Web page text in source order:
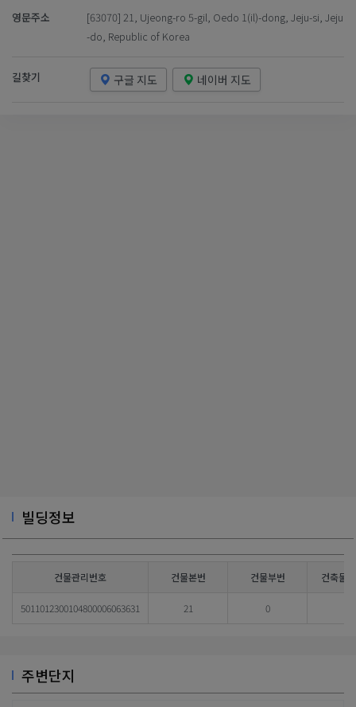
영문주소
[63070] 21, Ujeong-ro 5-gil, Oedo 1(il)-dong, Jeju-si, Jeju
-do, Republic of Korea
길찾기 구글 지도 네이버 지도
빌딩정보
건물관리번호 건물본번 건물부번 건축물
5011012300104800006063631 21 0
주변단지